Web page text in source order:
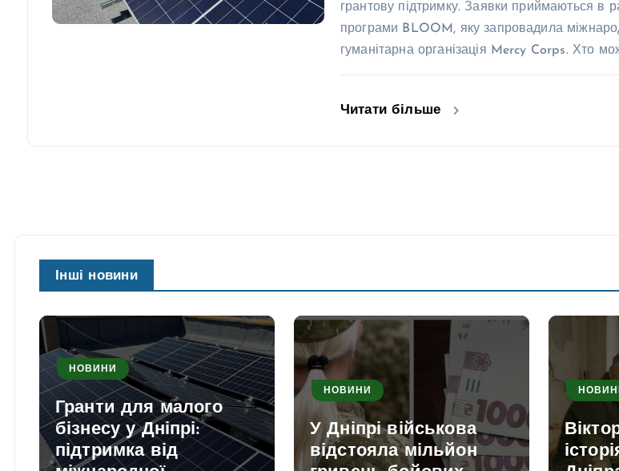
грантову підтримку. Заявки приймаються в
програми BLOOM, яку запровадила
гуманітарна організація Mercy Corps. Хто
Читати більше
Інші новини
НОВИНИ
Гранти для малого
бізнесу у Дніпрі:
підтримка від
НОВИНИ
У Дніпрі військова
відстояла мільйон